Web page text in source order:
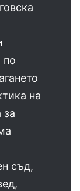
по
на
за
съд,